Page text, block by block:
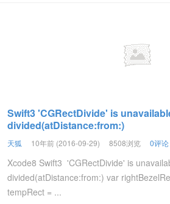
Swift3 'CGRectDivide' is
divided(atDistance:from:)
天狐 10年前 (2016-09-29) 8508浏览 0评论
Xcode8 Swift3 'CGRectDivide' is
divided(atDistance:from:) var
tempRect = ...